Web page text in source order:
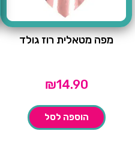
מפה מטאלית רוז גולד
₪14.90
הוספה לסל